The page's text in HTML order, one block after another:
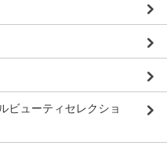
ビューティセレクショ